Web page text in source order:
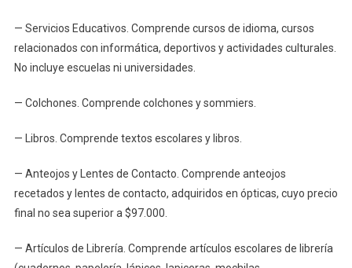
— Servicios Educativos. Comprende cursos de idioma, cursos
relacionados con informática, deportivos y actividades culturales.
No incluye escuelas ni universidades.
— Colchones. Comprende colchones y sommiers.
— Libros. Comprende textos escolares y libros.
— Anteojos y Lentes de Contacto. Comprende anteojos
recetados y lentes de contacto, adquiridos en ópticas, cuyo precio
final no sea superior a $97.000.
— Artículos de Librería. Comprende artículos escolares de librería